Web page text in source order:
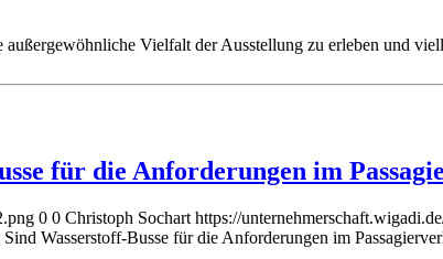
Vielfalt der Ausstellung zu erleben und
für die Anforderungen im
0 0 Christoph Sochart https://
Wasserstoff-Busse für die Anforderungen im